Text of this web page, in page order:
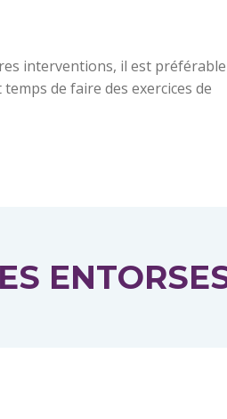
interventions, il est
de faire des exercices de